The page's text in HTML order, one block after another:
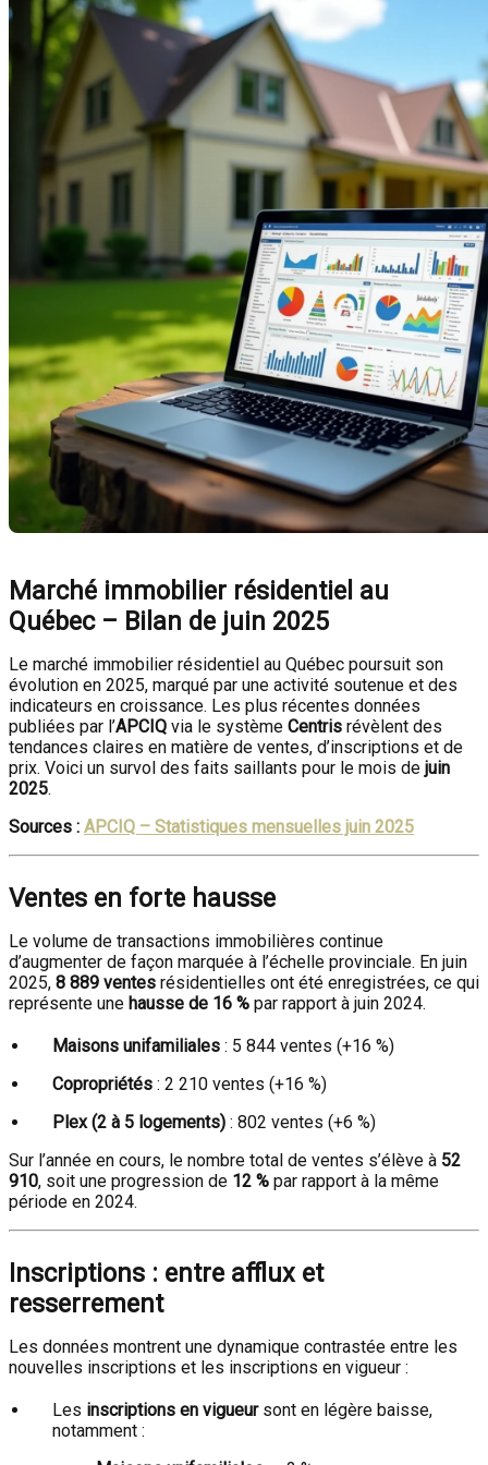
Marché immobilier résidentiel au
Québec – Bilan de juin 2025
Le marché immobilier résidentiel au Québec poursuit son
évolution en 2025, marqué par une activité soutenue et des
indicateurs en croissance. Les plus récentes données
publiées par l’APCIQ via le système Centris révèlent des
tendances claires en matière de ventes, d’inscriptions et de
prix. Voici un survol des faits saillants pour le mois de juin
2025.
Sources : APCIQ – Statistiques mensuelles juin 2025
Ventes en forte hausse
Le volume de transactions immobilières continue
d’augmenter de façon marquée à l’échelle provinciale. En juin
2025, 8 889 ventes résidentielles ont été enregistrées, ce qui
représente une hausse de 16 % par rapport à juin 2024.
Maisons unifamiliales : 5 844 ventes (+16 %)
Copropriétés : 2 210 ventes (+16 %)
Plex (2 à 5 logements) : 802 ventes (+6 %)
Sur l’année en cours, le nombre total de ventes s’élève à 52
910, soit une progression de 12 % par rapport à la même
période en 2024.
Inscriptions : entre afflux et
resserrement
Les données montrent une dynamique contrastée entre les
nouvelles inscriptions et les inscriptions en vigueur :
Les inscriptions en vigueursont en légère baisse,
notamment :